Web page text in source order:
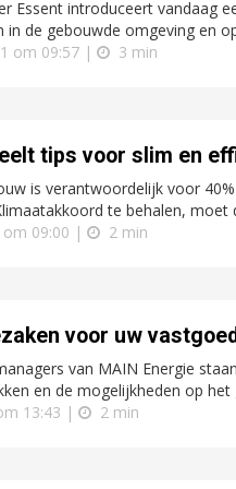
Essent introduceert vandaag
in de gebouwde omgeving en
om 09:57 |
3 min
tips voor slim en
is verantwoordelijk voor
te behalen,
09:00 |
2 min
voor uw
van MAIN Energie
en de mogelijkheden op
13:43 |
2 min